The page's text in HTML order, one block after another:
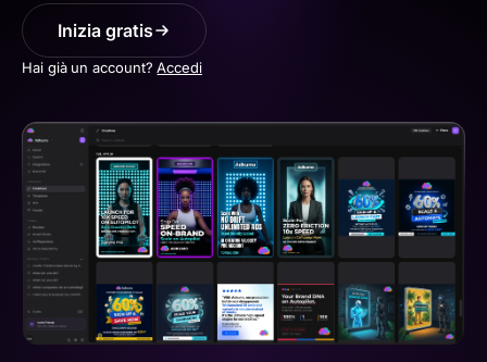
Inizia gratis
Hai già un account? Accedi